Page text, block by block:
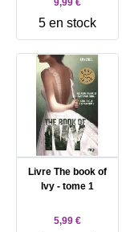
9,99 €
5 en stock
Livre The book of
Ivy - tome 1
5,99 €